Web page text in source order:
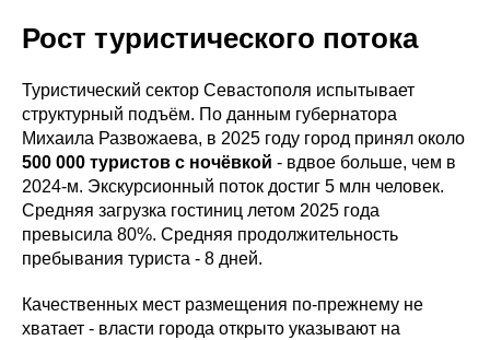
Рост туристического потока
Туристический сектор Севастополя испытывает
структурный подъём. По данным губернатора
Михаила Развожаева, в 2025 году город принял около
500 000 туристов с ночёвкой - вдвое больше, чем в
2024-м. Экскурсионный поток достиг 5 млн человек.
Средняя загрузка гостиниц летом 2025 года
превысила 80%. Средняя продолжительность
пребывания туриста - 8 дней.
Качественных мест размещения по-прежнему не
хватает - власти города открыто указывают на